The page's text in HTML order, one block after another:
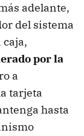
adelante,
del sistema
por la
a
tarjeta
hasta